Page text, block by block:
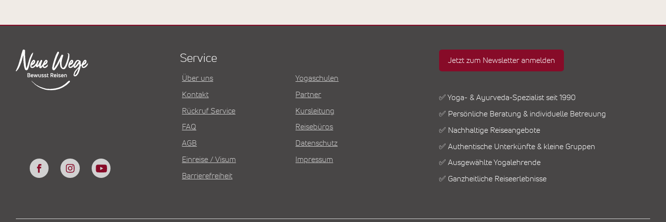
Service
Über uns
Kontakt
Rückruf Service
FAQ
AGB
Einreise / Visum
Barrierefreiheit
Yogaschulen
Partner
Kursleitung
Reisebüros
Datenschutz
Impressum
Jetzt zum Newsletter anmelden
✅ Yoga- & Ayurveda-Spezialist seit 1990
✅ Persönliche Beratung & individuelle Betreuung
✅ Nachhaltige Reiseangebote
✅ Authentische Unterkünfte & kleine Gruppen
✅ Ausgewählte Yogalehrende
✅ Ganzheitliche Reiseerlebnisse